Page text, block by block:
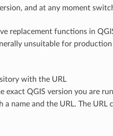
and at any moment
replacement functions in
unsuitable for production
with the URL
exact QGIS version you are
a name and the URL. The URL